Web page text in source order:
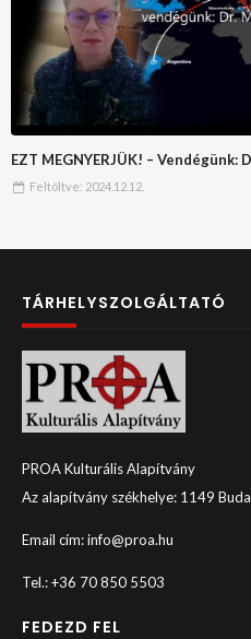
EZT MEGNYERJÜK! – Vendégünk:
Feltöltve: 2024.12.12.
TÁRHELYSZOLGÁLTATÓ
PROA Kulturális Alapítvány
Az alapítvány székhelye: 1149
Email cím: info@proa.hu
Tel.: +36 70 850 5503
FEDEZD FEL